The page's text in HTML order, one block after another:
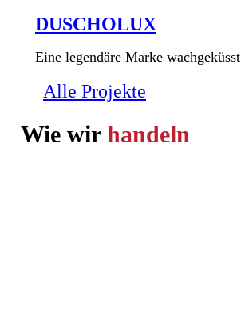
DUSCHOLUX
Eine legendäre Marke wachgeküsst
Alle Projekte
Wie wir handeln